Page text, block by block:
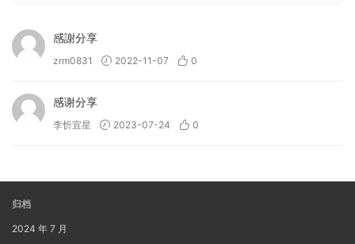
感謝分享
zrm0831 2022-11-07 0
感谢分享
李忻宜星 2023-07-24 0
归档
2024 年 7 月